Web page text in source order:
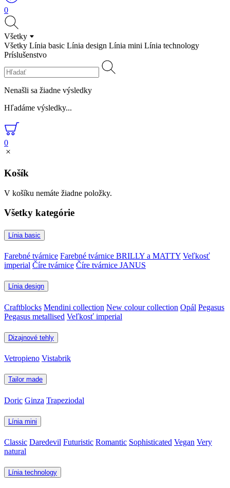
0
Všetky
Všetky Línia basic Línia design Línia mini Línia technology
Príslušenstvo
Nenašli sa žiadne výsledky
Hľadáme výsledky...
0
Košík
V košíku nemáte žiadne položky.
Všetky kategórie
Línia basic
Farebné tvárnice Farebné tvárnice BRILLY a MATTY Veľkosť
imperial Číre tvárnice Číre tvárnice JANUS
Línia design
Craftblocks Mendini collection New colour collection Opál Pegasus
Pegasus metallised Veľkosť imperial
Dizajnové tehly
Vetropieno Vistabrik
Tailor made
Doric Ginza Trapeziodal
Línia mini
Classic Daredevil Futuristic Romantic Sophisticated Vegan Very
natural
Línia technology